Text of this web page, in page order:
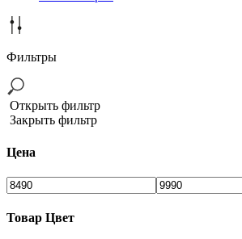
Фильтры
Открыть фильтр
Закрыть фильтр
Цена
Товар Цвет